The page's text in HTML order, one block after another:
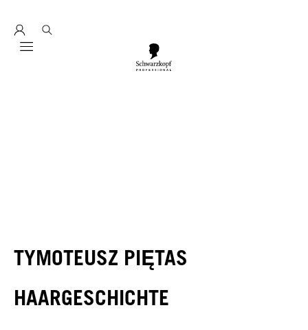
Mobile navigation
TYMOTEUSZ PIĘTAS
HAARGESCHICHTE